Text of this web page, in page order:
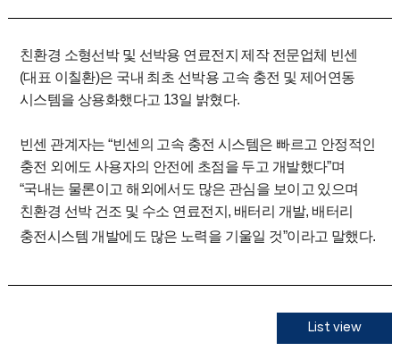
친환경 소형선박 및 선박용 연료전지 제작 전문업체 빈센
(대표 이칠환)은 국내 최초 선박용 고속 충전 및 제어연동
시스템을 상용화했다고 13일 밝혔다.
빈센 관계자는 “빈센의 고속 충전 시스템은 빠르고 안정적인
충전 외에도 사용자의 안전에 초점을 두고 개발했다”며
“국내는 물론이고 해외에서도 많은 관심을 보이고 있으며
친환경 선박 건조 및 수소 연료전지, 배터리 개발, 배터리
충전시스템 개발에도 많은 노력을 기울일 것”이라고 말했다.
List view